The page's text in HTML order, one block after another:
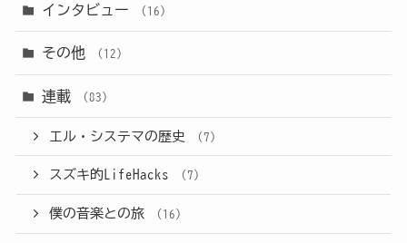
インタビュー (16)
その他 (12)
連載 (83)
エル・システマの歴史 (7)
スズキ的LifeHacks (7)
僕の音楽との旅 (16)